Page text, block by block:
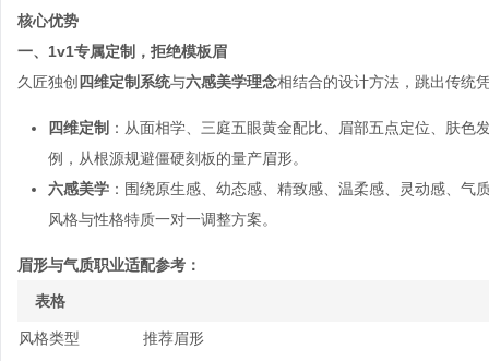
核心优势
一、1v1专属定制，拒绝模板眉
久匠独创 四维定制系统与六感美学理念相结合的设计方法，跳出传统
四维定制 ：从面相学、三庭五眼黄金配比、眉部五点定位、肤
例，从根源规避僵硬刻板的量产眉形。
六感美学 ：围绕原生感、幼态感、精致感、温柔感、灵动感、
风格与性格特质一对一调整方案。
眉形与气质职业适配参考：
表格
风格类型
推荐眉形